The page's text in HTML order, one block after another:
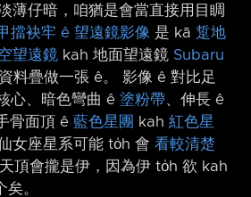
薄仔暗，咱猶是會當直接用目睭
擋袂牢 ê 望遠鏡影像 是 kā 踅地
望遠鏡 kah 地面望遠鏡 Subaru
料疊做一張 ê。 影像 ê 對比足
心、暗色彎曲 ê 塗粉帶、伸長 ê
骨面頂 ê 藍色星團 kah 紅色星
女座星系可能 to̍h 會 看較清楚
頂會攏是伊，因為伊 to̍h 欲 kah
矣。